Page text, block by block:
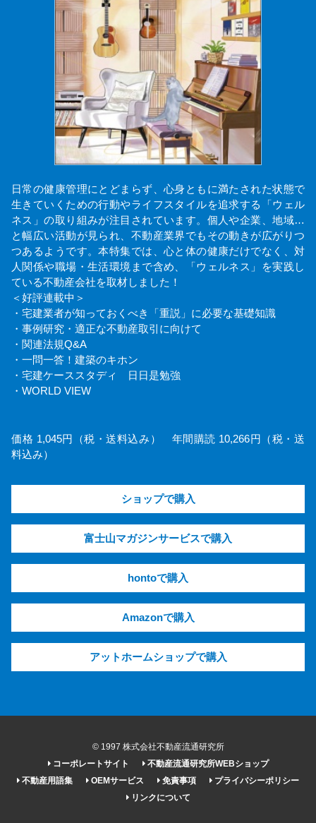
日常の健康管理にとどまらず、心身ともに満たされた状態で
生きていくための行動やライフスタイルを追求する「ウェル
ネス」の取り組みが注目されています。個人や企業、地域…
と幅広い活動が見られ、不動産業界でもその動きが広がりつ
つあるようです。本特集では、心と体の健康だけでなく、対
人関係や職場・生活環境まで含め、「ウェルネス」を実践し
ている不動産会社を取材しました！
＜好評連載中＞
・宅建業者が知っておくべき「重説」に必要な基礎知識
・事例研究・適正な不動産取引に向けて
・関連法規Q&A
・一問一答！建築のキホン
・宅建ケーススタディ 日日是勉強
・WORLD VIEW
価格 1,045円（税・送料込み） 年間購読 10,266円（税・送
料込み）
ショップで購入
富士山マガジンサービスで購入
hontoで購入
Amazonで購入
アットホームショップで購入
© 1997 株式会社不動産流通研究所
コーポレートサイト
不動産流通研究所WEBショップ
不動産用語集
OEMサービス 免責事項
プライバシーポリシー
リンクについて